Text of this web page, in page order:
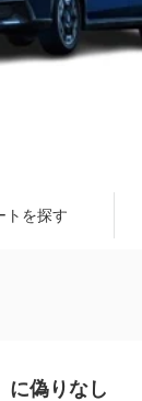
トを探す
に偽りなし